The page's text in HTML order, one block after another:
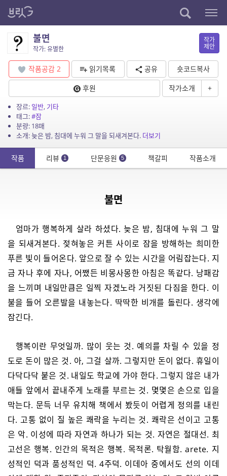
불면
작가: 유별한
작가
제안
작품공감 2 읽기목록 공유
숏코드복사
후원
작가소개 +
장르: 일반, 기타
태그:#잠
분량: 18매
소개: 늦은 밤, 침대에 누워 그 말을 되새겨본다. 더보기
작품 리뷰 1 단문응원 5 책갈피 작품소개
불면
엄마가 행복하게 살라 하셨다. 늦은 밤, 침대에 누워 그 말
을 되새겨본다. 젖혀놓은 커튼 사이로 잠을 방해하는 희미한
푸른 빛이 들어온다. 앞으로 잘 수 있는 시간을 어림잡는다. 지
금 자나 후에 자나, 어쨌든 비몽사몽한 아침은 똑같다. 낭패감
을 느끼며 내일만큼은 일찍 자겠노라 거짓된 다짐을 한다. 이
불을 들어 오른발을 내놓는다. 딱딱한 비개를 돌린다. 생각에
잠긴다.
행복이란 무엇일까. 많이 웃는 것. 예의를 차릴 수 있을 정
도로 돈이 많은 것. 아, 그걸 살까. 그렇지만 돈이 없다. 휴일이
다닥다닥 붙은 것. 내일도 학교에 가야 한다. 그렇지 않은 내가
애들 앞에서 끝내주게 노래를 부르는 것. 몇몇은 손으로 입을
막는다. 문득 너무 유치해 책에서 봤듯이 어렵게 정의를 내린
다. 고통 없이 질 높은 쾌락을 누리는 것. 쾌락은 선이고 고통
은 악. 이성에 따라 자연과 하나가 되는 것. 자연은 절대선. 최
고선은 행복. 인간의 목적은 행복. 목적론. 탁월함. arete. 지
성적인 덕과 품성적인 덕. 4주덕. 이데아 중에서도 선의 이데